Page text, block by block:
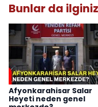
Bunlar da
Afyonkarahisar Salar
Heyeti neden genel